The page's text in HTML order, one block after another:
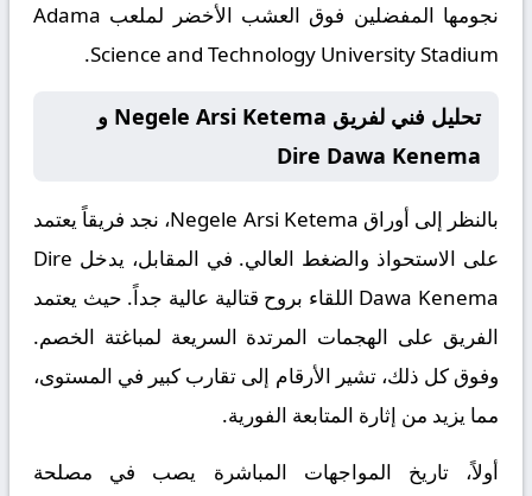
نجومها المفضلين فوق العشب الأخضر لملعب Adama
Science and Technology University Stadium.
تحليل فني لفريق Negele Arsi Ketema و
Dire Dawa Kenema
بالنظر إلى أوراق Negele Arsi Ketema، نجد فريقاً يعتمد
على الاستحواذ والضغط العالي. في المقابل، يدخل Dire
Dawa Kenema اللقاء بروح قتالية عالية جداً. حيث يعتمد
الفريق على الهجمات المرتدة السريعة لمباغتة الخصم.
وفوق كل ذلك، تشير الأرقام إلى تقارب كبير في المستوى،
مما يزيد من إثارة المتابعة الفورية.
أولاً، تاريخ المواجهات المباشرة يصب في مصلحة